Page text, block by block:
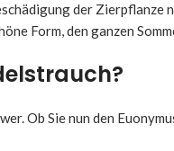
der Zierpflanze
Form, den ganzen
Ob Sie nun den